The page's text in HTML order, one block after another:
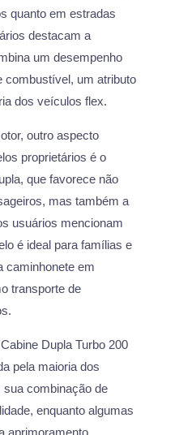
quanto em estradas
destacam a
um desempenho
combustível, um atributo
dos veículos flex.
outro aspecto
proprietários é o
que favorece não
mas também a
usuários mencionam
é ideal para famílias e
caminhonete em
transporte de
Dupla Turbo 200
pela maioria dos
sua combinação de
enquanto algumas